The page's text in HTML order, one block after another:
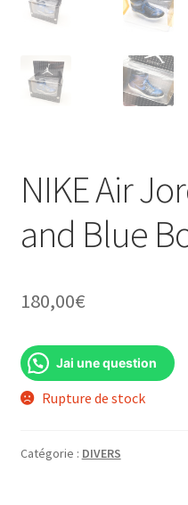
NIKE Air
and Blue
180,00€
Jai une question
Rupture de stock
Catégorie : DIVERS